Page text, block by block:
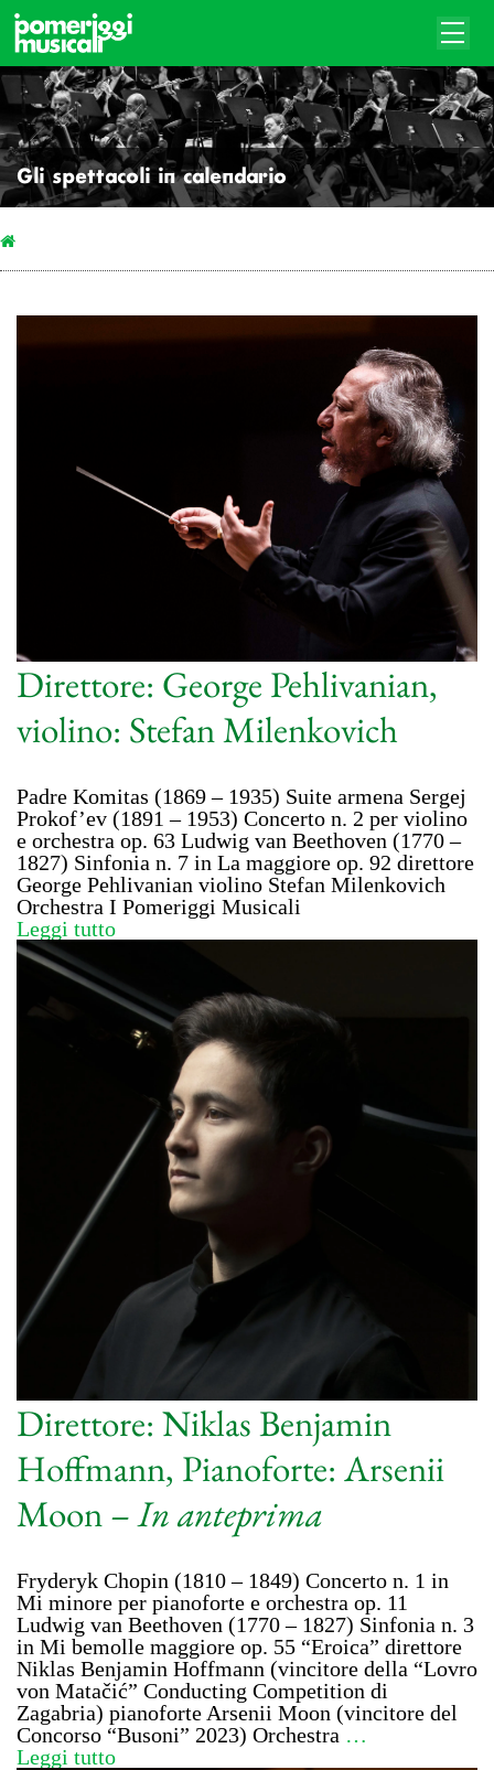
Gli spettacoli in calendario
Direttore: George Pehlivanian,
violino: Stefan Milenkovich
Padre Komitas (1869 – 1935) Suite armena Sergej
Prokof’ev (1891 – 1953) Concerto n. 2 per violino
e orchestra op. 63 Ludwig van Beethoven (1770 –
1827) Sinfonia n. 7 in La maggiore op. 92 direttore
George Pehlivanian violino Stefan Milenkovich
Orchestra I Pomeriggi Musicali
Leggi tutto
Direttore: Niklas Benjamin
Hoffmann, Pianoforte: Arsenii
Moon –In anteprima
Fryderyk Chopin (1810 – 1849) Concerto n. 1 in
Mi minore per pianoforte e orchestra op. 11
Ludwig van Beethoven (1770 – 1827) Sinfonia n. 3
in Mi bemolle maggiore op. 55 “Eroica” direttore
Niklas Benjamin Hoffmann (vincitore della “Lovro
von Matačić” Conducting Competition di
Zagabria) pianoforte Arsenii Moon (vincitore del
Concorso “Busoni” 2023) Orchestra …
Leggi tutto